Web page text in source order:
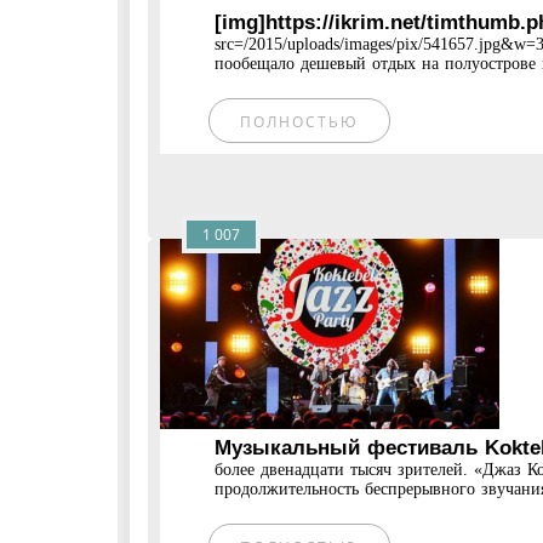
[img]https://ikrim.net/
src=/2015/uploads/images/pix/
пообещало дешевый отдых на
ПОЛНОСТЬЮ
Музыкальный фестиваль
более двенадцати тысяч зрителей. «Джаз
продолжительность беспрерывного
1 007